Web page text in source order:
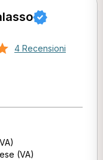
4 Recensioni
(VA)